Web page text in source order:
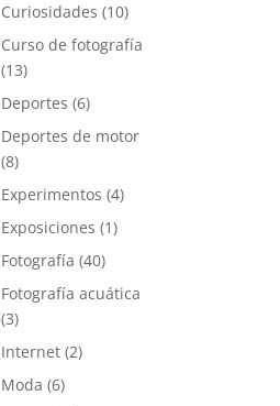
Curiosidades (10)
Curso de fotografía
(13)
Deportes (6)
Deportes de motor
(8)
Experimentos (4)
Exposiciones (1)
Fotografía (40)
Fotografía acuática
(3)
Internet (2)
Moda (6)